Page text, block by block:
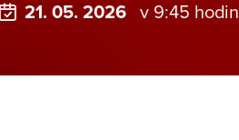
21. 05. 2026 v 9:45 hodin